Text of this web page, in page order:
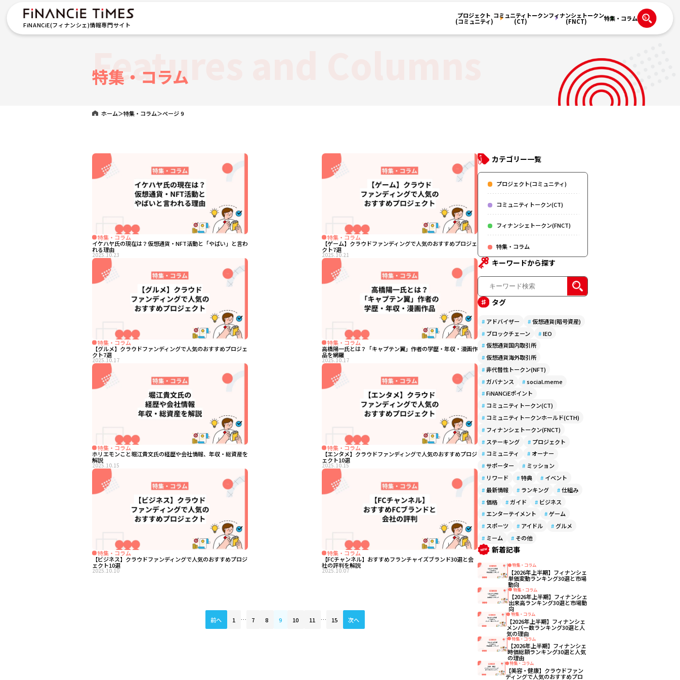
FiNANCiE(フィナンシェ)情報専門サイト
プロジェクト
(コミュニティ)
コミュニティトークン
(CT)
フィナンシェトークン
(FNCT) 特集・コラム
特集・コラム
Features and Columns
ホーム＞特集・コラム＞ページ 9
特集・コラム
イケハヤ氏の現在は？仮想通貨・NFT活動と「やばい」と言わ
れる理由
2025.10.23
特集・コラム
【ゲーム】クラウドファンディングで人気のおすすめプロジェ
クト7選
2025.10.21
特集・コラム
【グルメ】クラウドファンディングで人気のおすすめプロジェ
クト7選
2025.10.17
特集・コラム
高橋陽一氏とは？「キャプテン翼」作者の学歴・年収・漫画作
品を網羅
2025.10.17
特集・コラム
ホリエモンこと堀江貴文氏の経歴や会社情報、年収・総資産を
解説
2025.10.15
特集・コラム
【エンタメ】クラウドファンディングで人気のおすすめプロジ
ェクト10選
2025.10.15
特集・コラム
【ビジネス】クラウドファンディングで人気のおすすめプロジ
ェクト10選
2025.10.10
特集・コラム
【FCチャンネル】おすすめフランチャイズブランド30選と会
社の評判を解説
2025.10.07
前へ 1 … 7 8 9 10 11 … 15 次へ
カテゴリー一覧
プロジェクト(コミュニティ)
コミュニティトークン(CT)
フィナンシェトークン(FNCT)
特集・コラム
キーワードから探す
タグ
# アドバイザー #仮想通貨(暗号資産)
# ブロックチェーン #IEO
#仮想通貨国内取引所
#仮想通貨海外取引所
#非代替性トークン(NFT)
#ガバナンス #social.meme
#FiNANCiEポイント
# コミュニティトークン(CT)
# コミュニティトークンホールド(CTH)
# フィナンシェトークン(FNCT)
# ステーキング # プロジェクト
# コミュニティ # オーナー
#サポーター # ミッション
# リワード #特典 # イベント
#最新情報 # ランキング #仕組み
#価格 #ガイド # ビジネス
# エンターテイメント #ゲーム
# スポーツ # アイドル # グルメ
# ミーム # その他
新着記事
特集・コラム
【2026年上半期】フィナンシェ
単価変動ランキング30選と市場
動向
特集・コラム
【2026年上半期】フィナンシェ
出来高ランキング30選と市場動
向
特集・コラム
【2026年上半期】フィナンシェ
メンバー数ランキング30選と人
気の理由
特集・コラム
【2026年上半期】フィナンシェ
時価総額ランキング30選と人気
の理由
特集・コラム
【美容・健康】クラウドファン
ディングで人気のおすすめプロ